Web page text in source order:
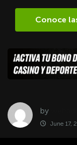
Conoce
by
June 17,